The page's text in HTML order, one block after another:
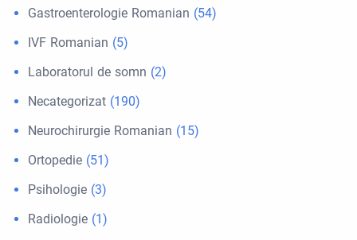
Gastroenterologie Romanian (54)
IVF Romanian (5)
Laboratorul de somn (2)
Necategorizat (190)
Neurochirurgie Romanian (15)
Ortopedie (51)
Psihologie (3)
Radiologie (1)